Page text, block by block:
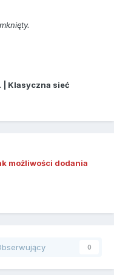
| Klasyczna sieć
możliwości dodania
0